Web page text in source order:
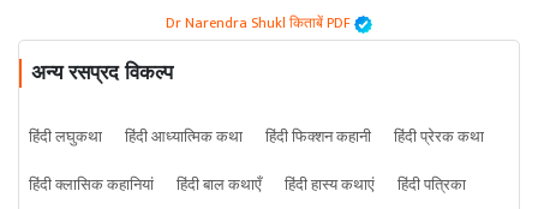
Dr Narendra Shukl किताबें PDF
अन्य रसप्रद विकल्प
हिंदी लघुकथा हिंदी आध्यात्मिक कथा हिंदी फिक्शन कहानी
हिंदी प्रेरक कथा
हिंदी क्लासिक कहानियां
हिंदी बाल कथाएँ हिंदी हास्य कथाएं
हिंदी पत्रिका